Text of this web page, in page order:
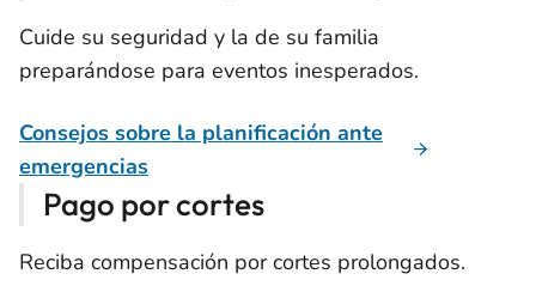
Cuide su seguridad y la de su familia
preparándose para eventos inesperados.
Consejos sobre la planificación ante
emergencias
Pago por cortes
Reciba compensación por cortes prolongados.